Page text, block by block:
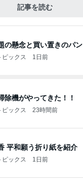
記事を読む
の懸念と買い置きのパン
ックス 1日前
除機がやってきた！！
ックス 23時間前
平和願う折り紙を紹介
ックス 1日前